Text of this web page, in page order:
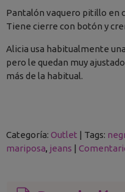
Pantalón vaquero pitillo en
Tiene cierre con botón y
Alicia usa habitualmente
pero le quedan muy
más de la habitual.
Categoría: Outlet | Tags:
mariposa jeans |